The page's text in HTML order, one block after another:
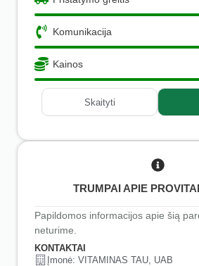
Komunikacija
Kainos
Skaityti
TRUMPAI APIE
Papildomos informacijos apie šią
neturime.
KONTAKTAI
Įmonė: VITAMINAS TAU, UAB